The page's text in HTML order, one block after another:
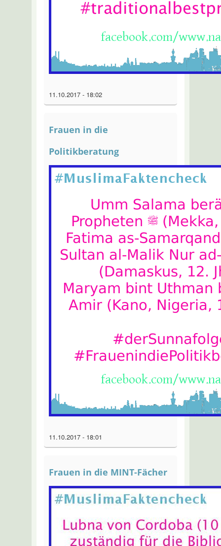
11.10.2017 - 18:02
Frauen in die
Politikberatung
11.10.2017 - 18:01
Frauen in die MINT-Fächer